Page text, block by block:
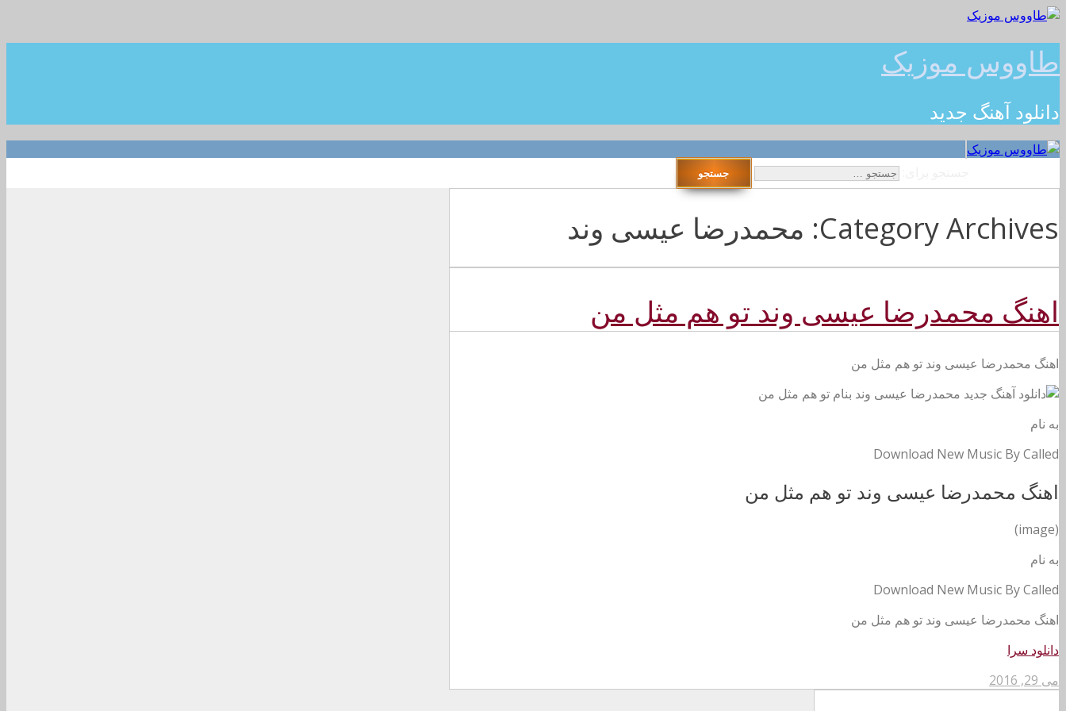
طاووس موزیک
دانلود آهنگ جدید
Category Archives: محمدرضا عیسی وند
اهنگ محمدرضا عیسی وند تو هم مثل من
اهنگ محمدرضا عیسی وند تو هم مثل من
به نام
Download New Music By Called
اهنگ محمدرضا عیسی وند تو هم مثل من
(image)
به نام
Download New Music By Called
اهنگ محمدرضا عیسی وند تو هم مثل من
دانلود سرا
می 29, 2016